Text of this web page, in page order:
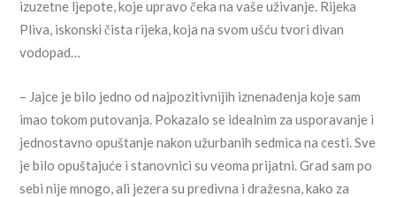
izuzetne ljepote, koje upravo čeka na vaše uživanje. Rijeka
Pliva, iskonski čista rijeka, koja na svom ušću tvori divan
vodopad…
– Jajce je bilo jedno od najpozitivnijih iznenađenja koje sam
imao tokom putovanja. Pokazalo se idealnim za usporavanje i
jednostavno opuštanje nakon užurbanih sedmica na cesti. Sve
je bilo opuštajuće i stanovnici su veoma prijatni. Grad sam po
sebi nije mnogo, ali jezera su predivna i dražesna, kako za